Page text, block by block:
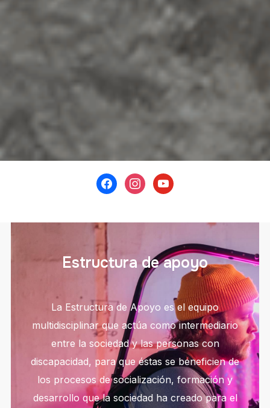
Estructura de apoyo
La Estructura de Apoyo es el equipo
multidisciplinar que actúa como intermediario
entre la sociedad y las personas con
discapacidad, para que éstas se beneficien de
los procesos de socialización, formación y
desarrollo que la sociedad ha creado para el